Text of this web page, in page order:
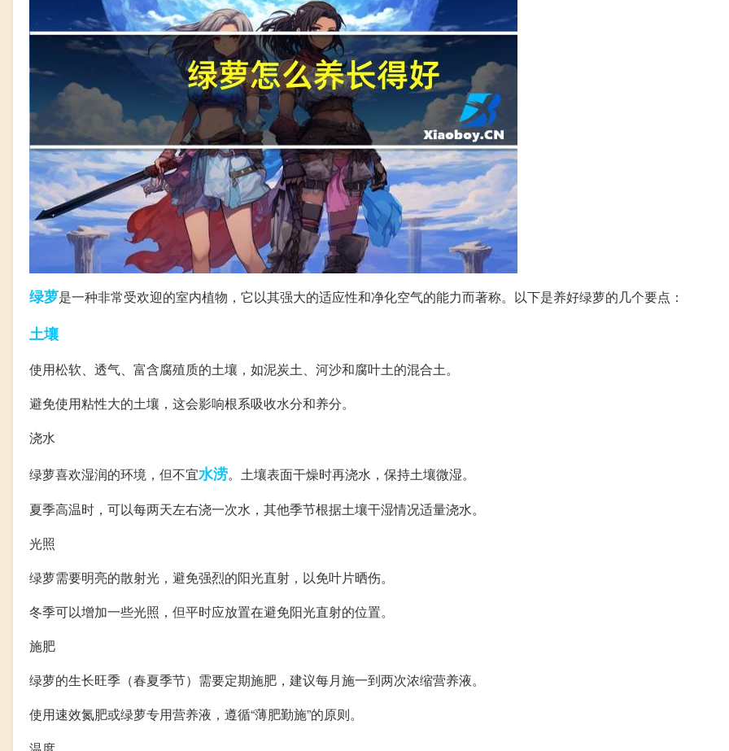
绿萝是一种非常受欢迎的室内植物，它以其强大的适应性和净化空气的能力而著称。以下是养好绿萝的几个要点：
土壤
使用松软、透气、富含腐殖质的土壤，如泥炭土、河沙和腐叶土的混合土。
避免使用粘性大的土壤，这会影响根系吸收水分和养分。
浇水
绿萝喜欢湿润的环境，但不宜水涝。土壤表面干燥时再浇水，保持土壤微湿。
夏季高温时，可以每两天左右浇一次水，其他季节根据土壤干湿情况适量浇水。
光照
绿萝需要明亮的散射光，避免强烈的阳光直射，以免叶片晒伤。
冬季可以增加一些光照，但平时应放置在避免阳光直射的位置。
施肥
绿萝的生长旺季（春夏季节）需要定期施肥，建议每月施一到两次浓缩营养液。
使用速效氮肥或绿萝专用营养液，遵循“薄肥勤施”的原则。